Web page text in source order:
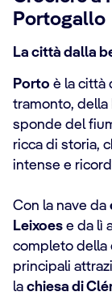
Portogallo
La città dalla
Porto è la città
tramonto, della
sponde del
ricca di storia,
intense e
Con la nave da
Leixoes e da lì
completo della
principali
la chiesa di